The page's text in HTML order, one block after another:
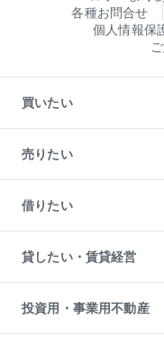
各種お問合せ
個人情報保
買いたい
新築・分譲マンションの購入
中古マンションの購入
一戸建ての購入
中古一戸建ての購入
不動産購入の流れ
注目キーワード物件特集
購入ガイド
English 繁体中文簡体中文
売りたい
一戸建ての売却・査定
土地の売却・査定
スピードAI査定
不動産査定について
不動産売却の流れ
不動産買換えの流れ
売却ガイド
借りたい
オフィス・店舗の賃貸
借りるときの流れ
借りるガイド
貸したい・賃貸経営
マンション賃料データ
賃貸管理プラン
リロケーションについて
投資用・事業用不動産